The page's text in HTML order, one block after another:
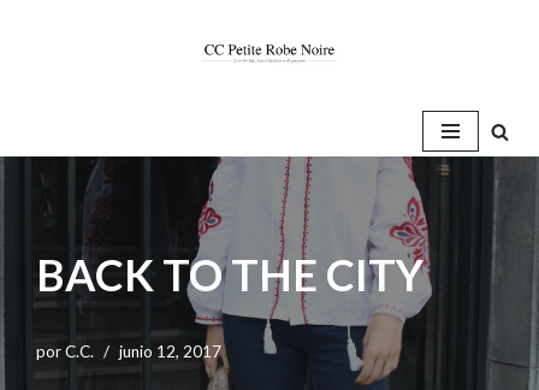
BACK TO THE CITY
porC.C. junio 12, 2017